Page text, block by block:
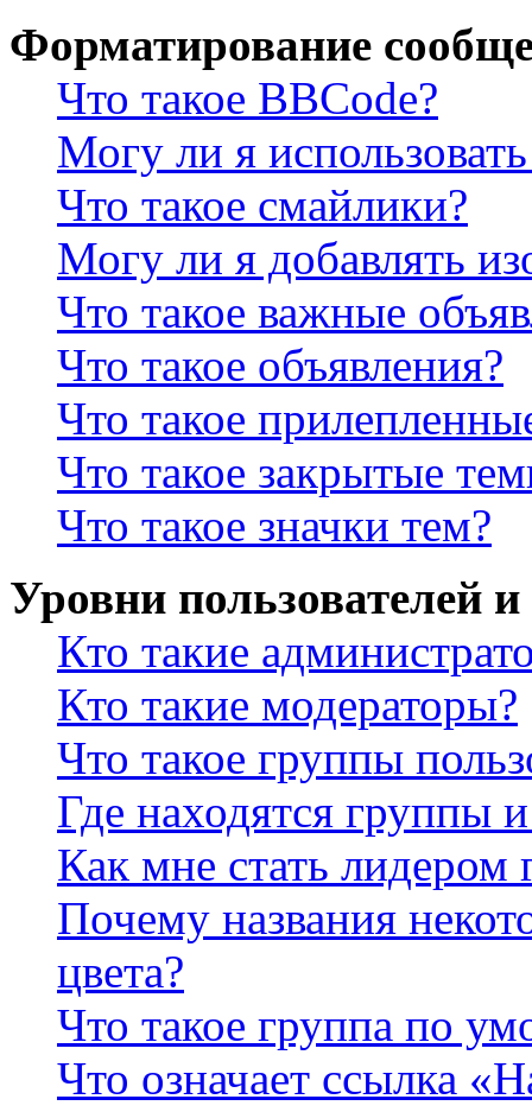
Форматирование
Что такое BBCode?
Могу ли я
Что такое смайлики?
Могу ли я добавлять
Что такое важные
Что такое объявления?
Что такое
Что такое закрытые
Что такое значки тем?
Уровни пользователей
Кто такие
Кто такие модераторы?
Что такое группы
Где находятся группы
Как мне стать лидером
Почему названия
цвета?
Что такое группа по
Что означает ссылка